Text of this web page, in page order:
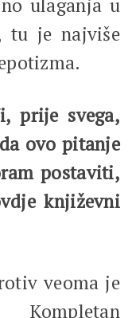
ulaganja u
tu je najviše
prije svega,
ovo pitanje
postaviti,
književni
veoma je